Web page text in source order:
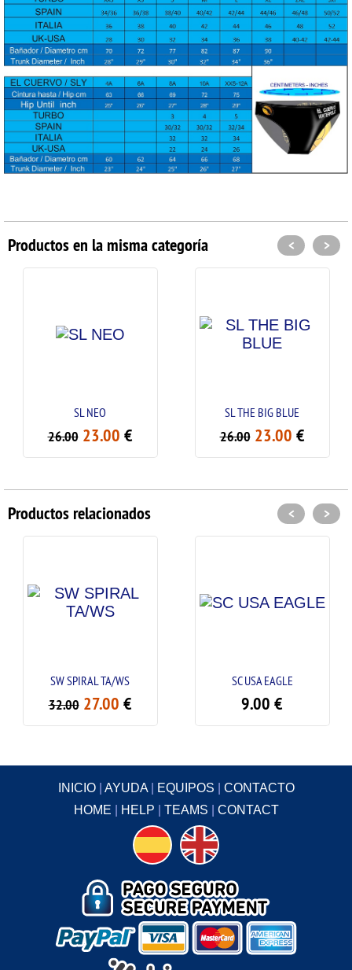
Productos en la misma categoría
23.00€
SL THE BIG BLUE
23.00€
< >
Productos relacionados
SW SPIRAL TA/WS
27.00€
SC USA EAGLE
< >
INICIO| AYUDA| EQUIPOS
CONTACTO
HOME
HELP TEAMS CONTACT